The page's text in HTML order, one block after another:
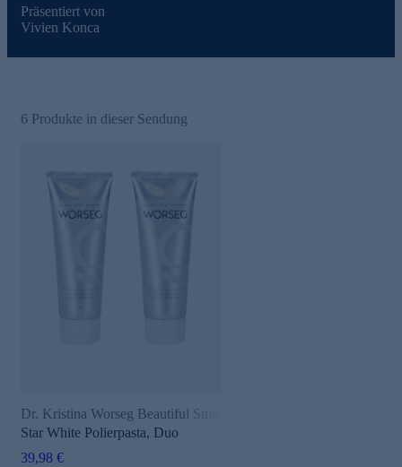
Präsentiert von
Vivien Konca
6 Produkte in dieser Sendung
Dr. Kristina Worseg Beautiful Smile
Star White Polierpasta, Duo
39,98 €